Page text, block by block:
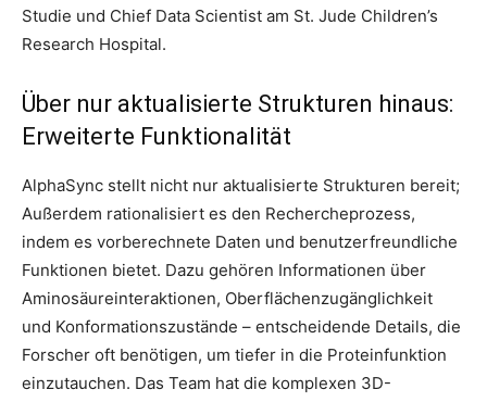
Studie und Chief Data Scientist am St. Jude Children’s
Research Hospital.
Über nur aktualisierte Strukturen hinaus:
Erweiterte Funktionalität
AlphaSync stellt nicht nur aktualisierte Strukturen bereit;
Außerdem rationalisiert es den Rechercheprozess,
indem es vorberechnete Daten und benutzerfreundliche
Funktionen bietet. Dazu gehören Informationen über
Aminosäureinteraktionen, Oberflächenzugänglichkeit
und Konformationszustände – entscheidende Details, die
Forscher oft benötigen, um tiefer in die Proteinfunktion
einzutauchen. Das Team hat die komplexen 3D-